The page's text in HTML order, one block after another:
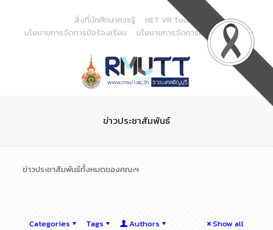
Content
สิ่งที่นักศึกษาควรรู้
HET VR Tour
นโยบายการจัดการข้อร้องเรียน
นโยบายการจัดการด้านสารสนเทศ
ข่าวประชาสัมพันธ์
ข่าวประชาสัมพันธ์ทั้งหมดของคณะฯ
Categories Tags Authors Show all